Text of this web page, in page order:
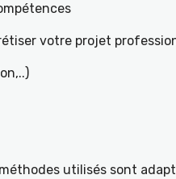
votre projet
utilisés sont